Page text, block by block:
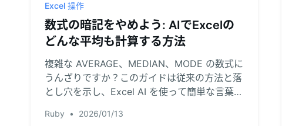
Excel 操作
数式の暗記をやめよう: AIでExcelの
どんな平均も計算する方法
複雑な AVERAGE、MEDIAN、MODE の数式に
うんざりですか？このガイドは従来の方法と落
とし穴を示し、Excel AI を使って簡単な言葉の
を紹介します。
Ruby • 2026/01/13